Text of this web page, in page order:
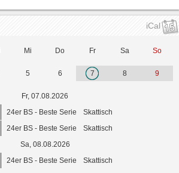
iCal
Mi Do Fr Sa So
5 6 7 8 9
Fr, 07.08.2026
24er BS - Beste Serie
Skattisch
24er BS - Beste Serie
Skattisch
Sa, 08.08.2026
24er BS - Beste Serie Skattisch